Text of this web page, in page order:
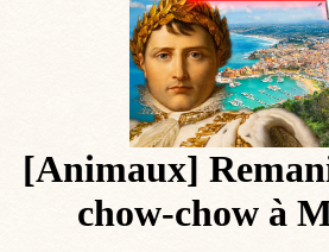
[Animaux]
chow-chow à